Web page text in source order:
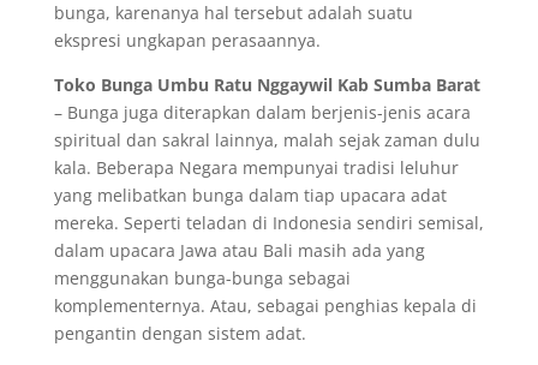
bunga, karenanya hal tersebut adalah suatu
ekspresi ungkapan perasaannya.
Toko Bunga Umbu Ratu Nggaywil Kab Sumba Barat
– Bunga juga diterapkan dalam berjenis-jenis acara
spiritual dan sakral lainnya, malah sejak zaman dulu
kala. Beberapa Negara mempunyai tradisi leluhur
yang melibatkan bunga dalam tiap upacara adat
mereka. Seperti teladan di Indonesia sendiri semisal,
dalam upacara Jawa atau Bali masih ada yang
menggunakan bunga-bunga sebagai
komplementernya. Atau, sebagai penghias kepala di
pengantin dengan sistem adat.